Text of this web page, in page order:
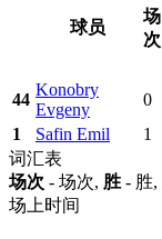
球员
场
次
44
Konobry
Evgeny
0
1
Safin Emil 1
词汇表
场次 - 场次, 胜 - 胜,
场上时间